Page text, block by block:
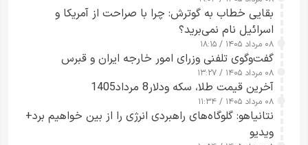
بقایی خطاب به گوترش: چرا با صراحت از آمریکا و
اسرائیل نام نمی‌برید؟
۰۸ مرداد ۱۴۰۵ / ۱۸:۱۵
گفت‌وگوی تلفنی وزرای امور خارجه ایران و قبرس
۰۸ مرداد ۱۴۰۵ / ۱۳:۲۷
آخرین قیمت طلا، سکه ودلار8 مرداد1405
۰۸ مرداد ۱۴۰۵ / ۱۱:۳۴
نتانیاهو: گلوگاه‌های راهبردی انرژی را از بین خواهیم برد+
ویدیو